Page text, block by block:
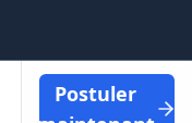
Postuler